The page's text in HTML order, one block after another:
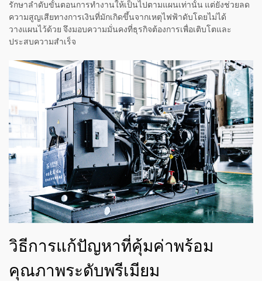
รักษาลำดับขั้นตอนการทำงานให้เป็นไปตามแผนเท่านั้น แต่ยังช่วยลด
ความสูญเสียทางการเงินที่มักเกิดขึ้นจากเหตุไฟฟ้าดับโดยไม่ได้
วางแผนไว้ด้วย จึงมอบความมั่นคงที่ธุรกิจต้องการเพื่อเติบโตและ
ประสบความสำเร็จ
วิธีการแก้ปัญหาที่คุ้มค่าพร้อม
คุณภาพระดับพรีเมียม